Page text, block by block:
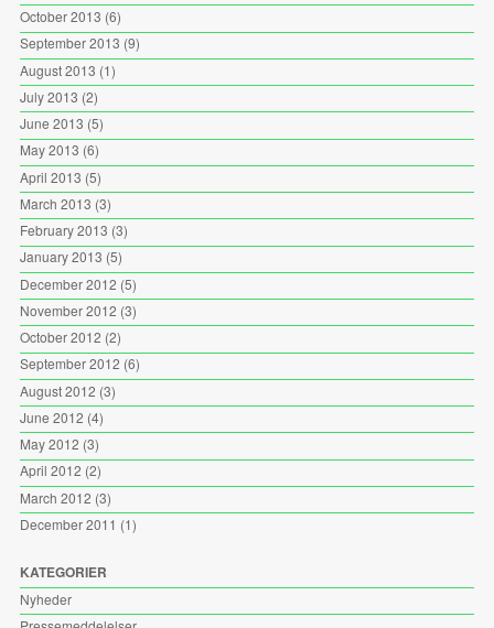
October 2013 (6)
September 2013 (9)
August 2013 (1)
July 2013 (2)
June 2013 (5)
May 2013 (6)
April 2013 (5)
March 2013 (3)
February 2013 (3)
January 2013 (5)
December 2012 (5)
November 2012 (3)
October 2012 (2)
September 2012 (6)
August 2012 (3)
June 2012 (4)
May 2012 (3)
April 2012 (2)
March 2012 (3)
December 2011 (1)
KATEGORIER
Nyheder